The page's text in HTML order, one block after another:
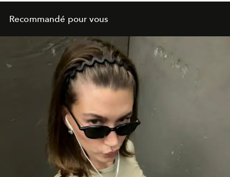
Recommandé pour vous